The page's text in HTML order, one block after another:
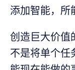
添加智能，所
创造巨大价值
不是将单个任